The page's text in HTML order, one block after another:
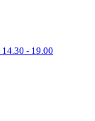
14.30 - 19.00